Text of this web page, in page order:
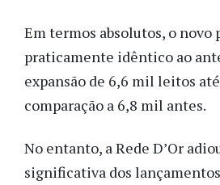
Em termos absolutos, o novo
praticamente idêntico ao
expansão de 6,6 mil leitos
comparação a 6,8 mil antes.
No entanto, a Rede D’Or
significativa dos